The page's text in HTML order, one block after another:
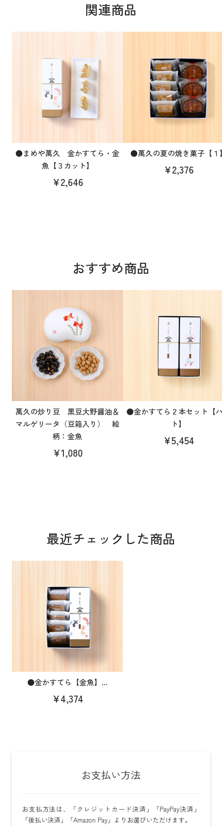
関連商品
●まめや萬久 金かすてら・金
魚【３カット】
¥2,646
●萬久の夏の焼き菓子【１
¥2,376
おすすめ商品
萬久の炒り豆 黒豆大野醤油＆
マルゲリータ（豆箱入り） 絵
柄：金魚
¥1,080
●金かすてら２本セット【
ト】
¥5,454
最近チェックした商品
●金かすてら【金魚】...
¥4,374
お支払い方法
お支払方法は、「クレジットカード決済」「PayPay決済」
「後払い決済」「Amazon Pay」よりお選びいただけます。